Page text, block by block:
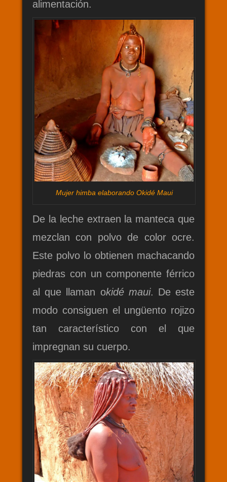
alimentación.
Mujer himba elaborando Okidé Maui
De la leche extraen la manteca que
mezclan con polvo de color ocre.
Este polvo lo obtienen machacando
piedras con un componente férrico
al que llaman okidé maui. De este
modo consiguen el ungüento rojizo
tan característico con el que
impregnan su cuerpo.